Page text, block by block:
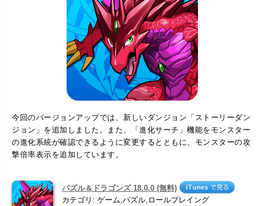
今回のバージョンアップでは、新しいダンジョン「ストーリーダン
ジョン」を追加しました。また、「進化サーチ」機能をモンスター
の進化系統が確認できるように変更するとともに、モンスターの攻
撃倍率表示を追加しています。
パズル＆ドラゴンズ 18.0.0 (無料)
カテゴリ: ゲーム,パズル,ロールプレイング